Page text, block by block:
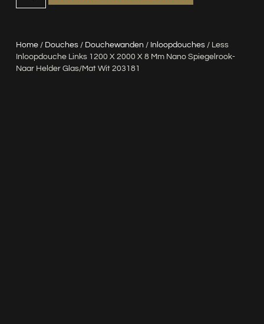
Home/ Douches/ Douchewanden / Inloopdouches/ Less
Inloopdouche Links 1200 X 2000 X 8 Mm Nano Spiegelrook-
Naar Helder Glas/mat Wit 203181